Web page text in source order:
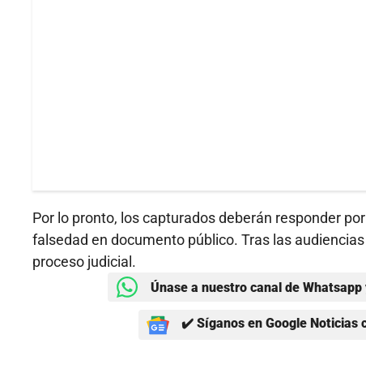
Por lo pronto, los capturados deberán responder
falsedad en documento público. Tras las
proceso judicial.
Únase a nuestro canal de
✔️ Síganos en Google Noticias